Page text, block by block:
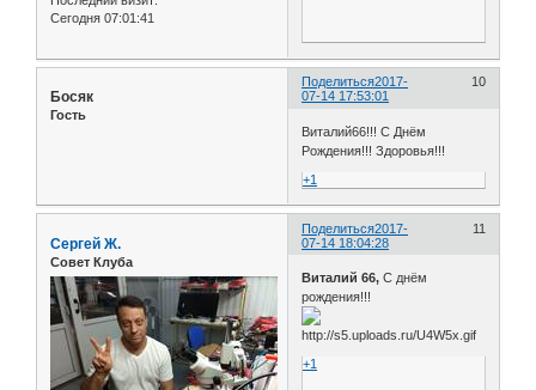
Сегодня 07:01:41
Поделиться 10
2017-
07-14 17:53:01
Босяк
Гость
Виталий66!!! С Днём
Рождения!!! Здоровья!!!
+1
Поделиться 11
2017-
07-14 18:04:28
Сергей Ж.
Совет Клуба
Виталий 66, С днём
рождения!!!
+1